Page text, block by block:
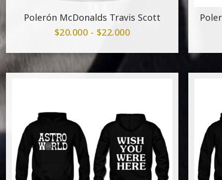
Polerón McDonalds Travis Scott
$20.000 - $22.000